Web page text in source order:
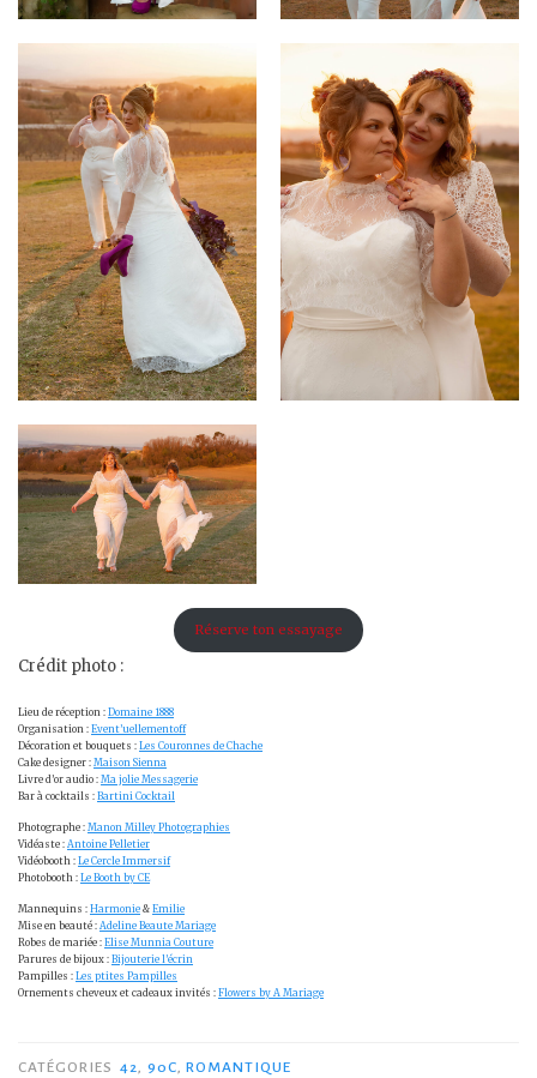
Réserve ton essayage
Crédit photo :
Lieu de réception : Domaine 1888
Organisation : Event’uellementoff
Décoration et bouquets : Les Couronnes de Chache
Cake designer : Maison Sienna
Livre d’or audio : Ma jolie Messagerie
Bar à cocktails : Bartini Cocktail
Photographe : Manon Milley Photographies
Vidéaste : Antoine Pelletier
Vidéobooth : Le Cercle Immersif
Photobooth : Le Booth by CE
Mannequins : Harmonie & Emilie
Mise en beauté : Adeline Beaute Mariage
Robes de mariée : Elise Munnia Couture
Parures de bijoux : Bijouterie l’écrin
Pampilles : Les ptites Pampilles
Ornements cheveux et cadeaux invités : Flowers by A Mariage
CATÉGORIES 42, 90C,ROMANTIQUE